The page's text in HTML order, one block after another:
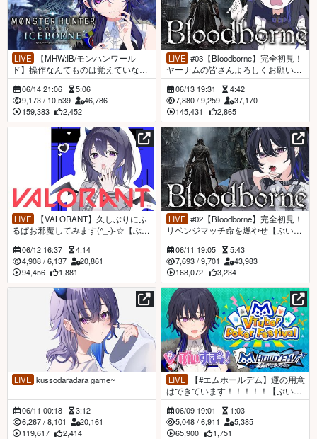
LIVE
ド】操作なんてものは覚えていな
い！！！！【ぶいすぽ/一ノ瀬うる
は】06/14 21:06
5:06
9,173/ 10,539
46,786
159,383
2,452
LIVE
ヤーナムの皆さんよろしくお願いし
ます。【ぶいすぽ/一ノ瀬うるは】
06/13 19:31
4:42
7,880 /9,259
37,170
145,431
2,865
LIVE
るぱお邪魔してみます(^_-)-☆【ぶい
すぽ/一ノ瀬うるは】
06/12 16:37
4:14
4,908/ 6,137
20,861
94,456
1,881
LIVE
リベンジマッチ命を燃やせ【ぶいす
ぽ/一ノ瀬うるは】
06/11 19:05
5:43
7,693 /9,701
43,983
168,072
3,234
LIVE kussodaradara game~
06/11 00:18
3:12
6,267/ 8,101
20,161
119,617
2,414
LIVE
はできています！！！！！【ぶいす
ぽ/一ノ瀬うるは】
06/09 19:01
1:03
5,048 /6,911
5,385
65,900
1,751